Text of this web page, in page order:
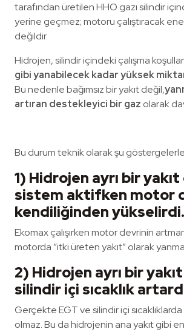
tarafından üretilen HHO gazı silindir
yerine geçmez; motoru çalıştıracak
değildir.
Hidrojen, silindir içindeki çalışma
gibi yanabilecek kadar yüksek
Bu nedenle bağımsız bir yakıt değil,
artıran destekleyici bir gaz olarak
Bu durum teknik olarak şu
1) Hidrojen ayrı bir yakıt
sistem aktifken motor
kendiliğinden yükselirdi.
Ekomax çalışırken motor devrinin
motorda “itki üreten yakıt” olarak
2) Hidrojen ayrı bir
silindir içi sıcaklık
Gerçekte EGT ve silindir içi sıcaklıklarda
olmaz. Bu da hidrojenin ana yakıt gibi